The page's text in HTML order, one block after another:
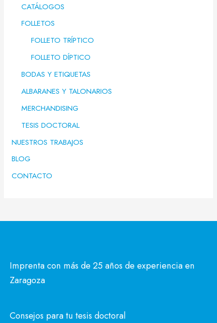
CATÁLOGOS
FOLLETOS
FOLLETO TRÍPTICO
FOLLETO DÍPTICO
BODAS Y ETIQUETAS
ALBARANES Y TALONARIOS
MERCHANDISING
TESIS DOCTORAL
NUESTROS TRABAJOS
BLOG
CONTACTO
Imprenta con más de 25 años de experiencia en
Zaragoza
Consejos para tu tesis doctoral